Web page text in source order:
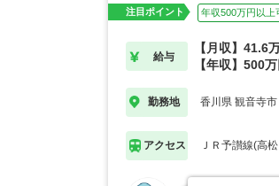
注目ポイント 年収500万円以上
給与
【月収】41.6
【年収】500
勤務地 香川県 観音寺市
アクセス ＪＲ予讃線(高